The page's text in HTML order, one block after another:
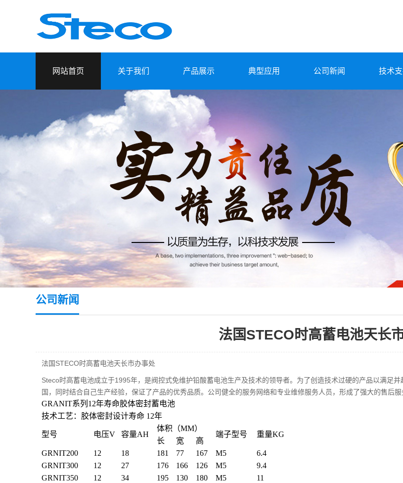
网站首页 关于我们 产品展示 典型应用 公司新闻 技术
公司新闻
法国STECO时高蓄电池天长
法国STECO时高蓄电池天长市办事处
Steco时高蓄电池成立于1995年，是阀控式免维护铅酸蓄电池生产及技术的领导者。为了创造技术过硬的产品以满足
国，同时结合自己生产经验，保证了产品的优秀品质。公司健全的服务网络和专业维修服务人员，形成了强大的售后
GRANIT系列12年寿命胶体密封蓄电池
技术工艺：胶体密封设计寿命 12年
型号 电压V 容量AH
体积（MM）
端子型号 重量KG
长 宽
高
GRNIT200
12 18 181 77 167 M5
6.4
GRNIT300
12 27 176 166 126 M5
9.4
GRNIT350
12 34 195 130 180 M5
11